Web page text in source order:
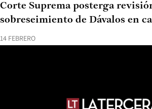
14 FEBRERO
Corte Suprema posterga
sobreseimiento de Dávalos en